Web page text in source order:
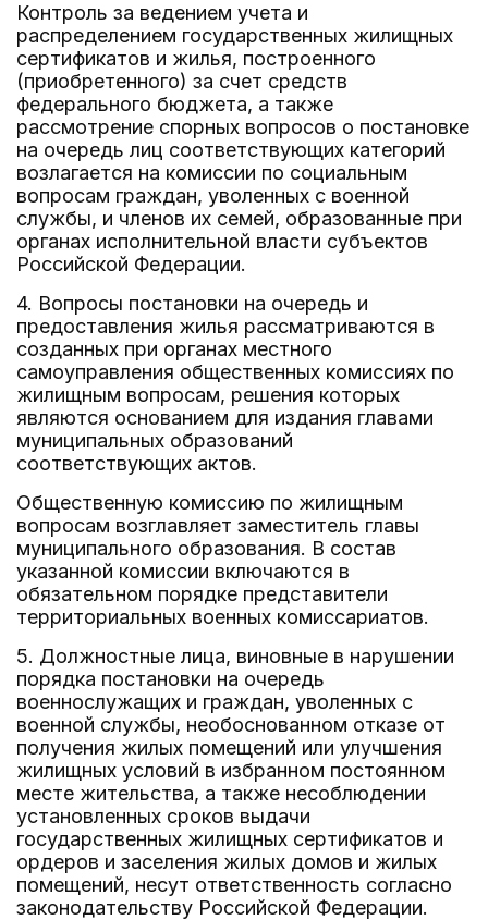
Контроль за ведением учета и
распределением государственных жилищных
сертификатов и жилья, построенного
(приобретенного) за счет средств
федерального бюджета, а также
рассмотрение спорных вопросов о постановке
на очередь лиц соответствующих категорий
возлагается на комиссии по социальным
вопросам граждан, уволенных с военной
службы, и членов их семей, образованные при
органах исполнительной власти субъектов
Российской Федерации.
4. Вопросы постановки на очередь и
предоставления жилья рассматриваются в
созданных при органах местного
самоуправления общественных комиссиях по
жилищным вопросам, решения которых
являются основанием для издания главами
муниципальных образований
соответствующих актов.
Общественную комиссию по жилищным
вопросам возглавляет заместитель главы
муниципального образования. В состав
указанной комиссии включаются в
обязательном порядке представители
территориальных военных комиссариатов.
5. Должностные лица, виновные в нарушении
порядка постановки на очередь
военнослужащих и граждан, уволенных с
военной службы, необоснованном отказе от
получения жилых помещений или улучшения
жилищных условий в избранном постоянном
месте жительства, а также несоблюдении
установленных сроков выдачи
государственных жилищных сертификатов и
ордеров и заселения жилых домов и жилых
помещений, несут ответственность согласно
законодательству Российской Федерации.